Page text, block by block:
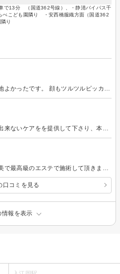
で13分 （国道362号線）、・静清バイパス千
べこども園隣り ・安西橋服織方面（国道362
り
口コミを見る
情報を表示